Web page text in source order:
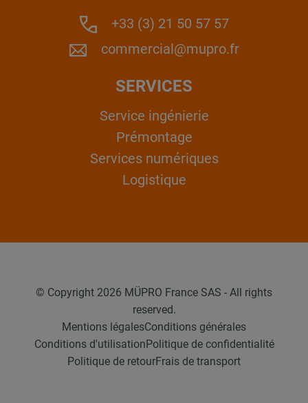
+33 (3) 21 50 57 57
commercial@mupro.fr
SERVICES
Service ingénierie
Prémontage
Services numériques
Logistique
© Copyright 2026 MÜPRO France SAS - All rights
reserved.
Mentions légalesConditions générales
Conditions d'utilisationPolitique de confidentialité
Politique de retourFrais de transport